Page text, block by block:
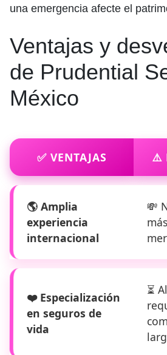
una emergencia afecte el
Ventajas y
de Prudential
México
✅ VENTAJAS ⚠️
🌎 Amplia
experiencia
internacional
💸
❤️ Especialización
en seguros de
vida
⏳